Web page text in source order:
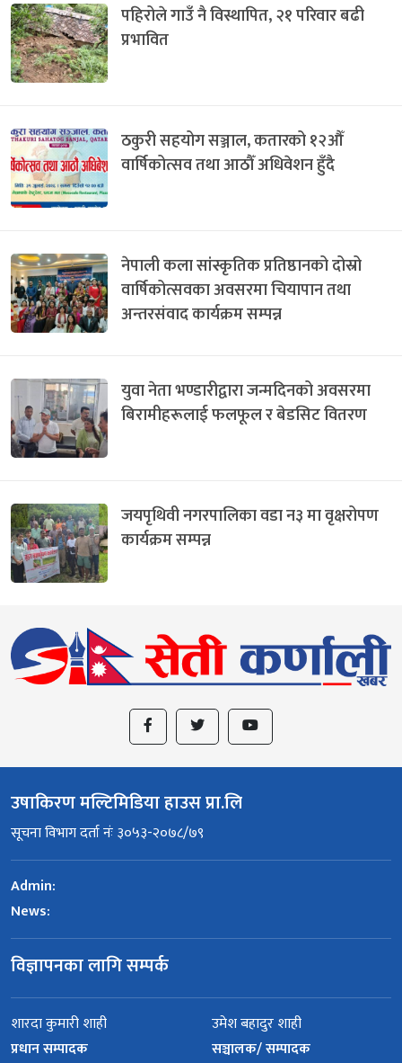
पहिरोले गाउँ नै विस्थापित, २१ परिवार बढी
प्रभावित
ठकुरी सहयोग सञ्जाल, कतारको १२औँ
वार्षिकोत्सव तथा आठौँ अधिवेशन हुँदै
नेपाली कला सांस्कृतिक प्रतिष्ठानको दोस्रो
वार्षिकोत्सवका अवसरमा चियापान तथा
अन्तरसंवाद कार्यक्रम सम्पन्न
युवा नेता भण्डारीद्वारा जन्मदिनको अवसरमा
बिरामीहरूलाई फलफूल र बेडसिट वितरण
जयपृथिवी नगरपालिका वडा न३ मा वृक्षरोपण
कार्यक्रम सम्पन्न
उषाकिरण मल्टिमिडिया हाउस प्रा.लि
सूचना विभाग दर्ता नंः ३०५३-२०७८/७९
Admin:
News:
विज्ञापनका लागि सम्पर्क
शारदा कुमारी शाही
प्रधान सम्पादक
उमेश बहादुर शाही
सञ्चालक/ सम्पादक